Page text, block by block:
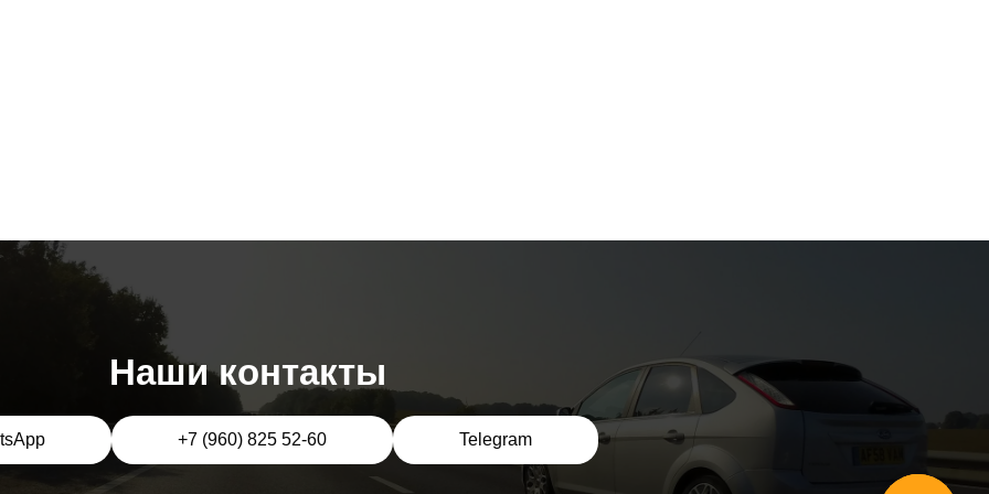
Наши контакты
+7 (960) 825 52-60 Telegram